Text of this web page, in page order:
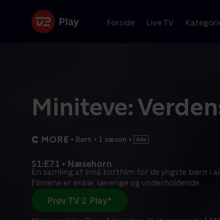
Forside Live TV
Miniteve:
• Børn • 1 sæson •
S1:E71 • Næsehorn
En samling af små kortfilm for de yngste børn i
Filmene er enkle, lærerige og underholdende.
Prøv TV 2 Play*